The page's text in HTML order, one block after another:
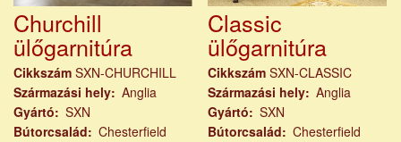
Churchill
ülőgarnitúra
Cikkszám SXN-CHURCHILL
Származási hely Anglia
Gyártó
SXN
Bútorcsalád
Chesterfield
Classic
ülőgarnitúra
Cikkszám SXN-CLASSIC
Származási hely
Anglia
Gyártó
SXN
Bútorcsalád
Chesterfield